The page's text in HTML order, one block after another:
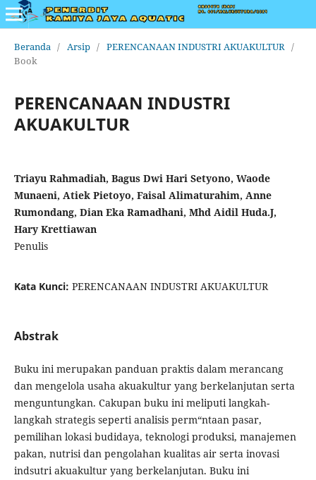
Beranda / Arsip / PERENCANAAN INDUSTRI AKUAKULTUR /
Book
PERENCANAAN INDUSTRI
AKUAKULTUR
Triayu Rahmadiah, Bagus Dwi Hari Setyono, Waode
Munaeni, Atiek Pietoyo, Faisal Alimaturahim, Anne
Rumondang, Dian Eka Ramadhani, Mhd Aidil Huda.J,
Hary Krettiawan
Penulis
Kata Kunci: PERENCANAAN INDUSTRI AKUAKULTUR
Abstrak
Buku ini merupakan panduan praktis dalam merancang
dan mengelola usaha akuakultur yang berkelanjutan serta
menguntungkan. Cakupan buku ini meliputi langkah-
langkah strategis seperti analisis perm“ntaan pasar,
pemilihan lokasi budidaya, teknologi produksi, manajemen
pakan, nutrisi dan pengolahan kualitas air serta inovasi
indsutri akuakultur yang berkelanjutan. Buku ini